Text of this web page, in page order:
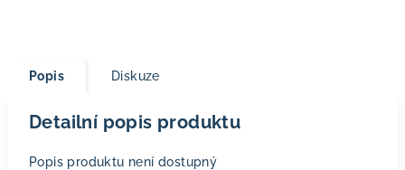
Popis Diskuze
Detailní popis produktu
Popis produktu není dostupný